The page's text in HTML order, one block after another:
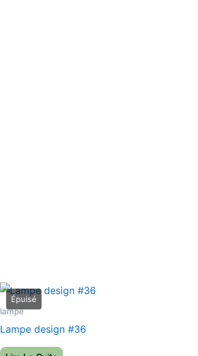
lampe
Lampe design #36